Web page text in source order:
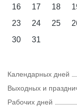
16
17 18
23
24 25
30
31
Календарных дней
Выходных и
Рабочих дней